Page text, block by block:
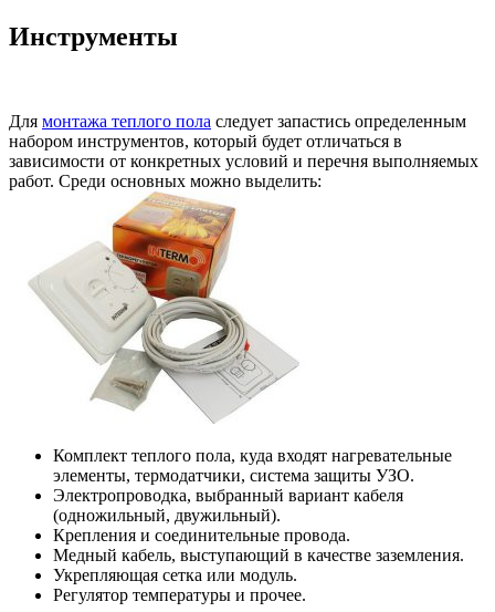
Инструменты
Для монтажа теплого пола следует запастись определенным
набором инструментов, который будет отличаться в
зависимости от конкретных условий и перечня выполняемых
работ. Среди основных можно выделить:
Комплект теплого пола, куда входят нагревательные
элементы, термодатчики, система защиты УЗО.
Электропроводка, выбранный вариант кабеля
(одножильный, двужильный).
Крепления и соединительные провода.
Медный кабель, выступающий в качестве заземления.
Укрепляющая сетка или модуль.
Регулятор температуры и прочее.